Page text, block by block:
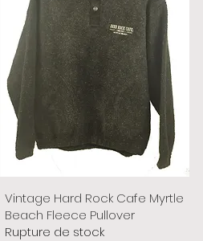
Vintage Hard Rock Cafe Myrtle
Beach Fleece Pullover
Rupture de stock